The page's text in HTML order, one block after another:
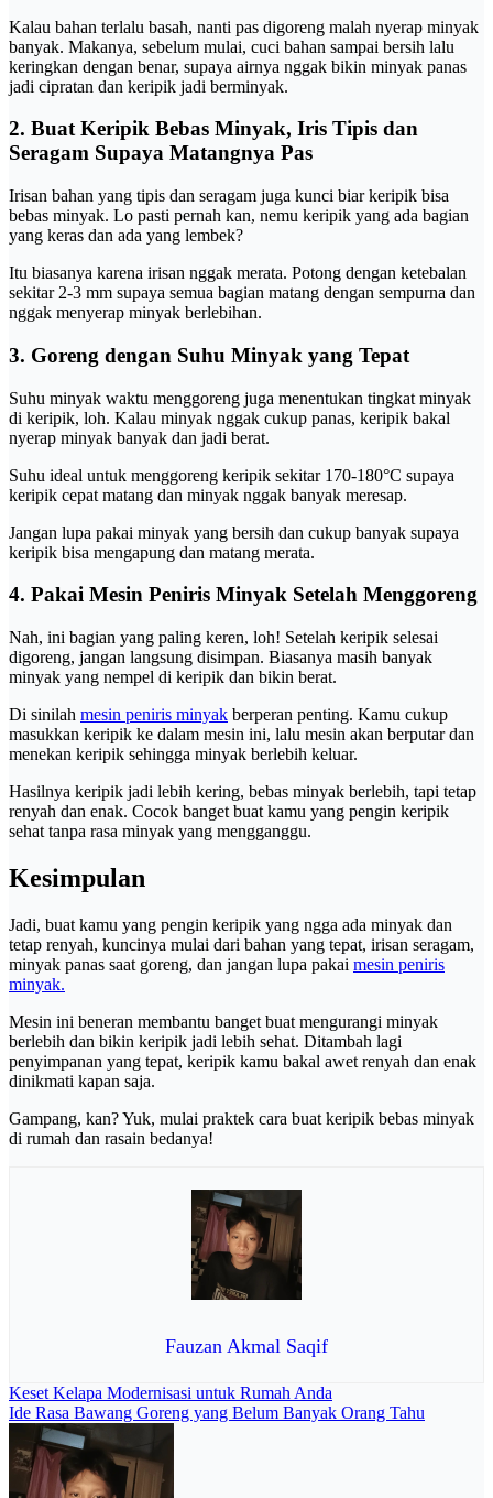
Kalau bahan terlalu basah, nanti pas digoreng malah nyerap minyak
banyak. Makanya, sebelum mulai, cuci bahan sampai bersih lalu
keringkan dengan benar, supaya airnya nggak bikin minyak panas
jadi cipratan dan keripik jadi berminyak.
2. Buat Keripik Bebas Minyak, Iris Tipis dan
Seragam Supaya Matangnya Pas
Irisan bahan yang tipis dan seragam juga kunci biar keripik bisa
bebas minyak. Lo pasti pernah kan, nemu keripik yang ada bagian
yang keras dan ada yang lembek?
Itu biasanya karena irisan nggak merata. Potong dengan ketebalan
sekitar 2-3 mm supaya semua bagian matang dengan sempurna dan
nggak menyerap minyak berlebihan.
3. Goreng dengan Suhu Minyak yang Tepat
Suhu minyak waktu menggoreng juga menentukan tingkat minyak
di keripik, loh. Kalau minyak nggak cukup panas, keripik bakal
nyerap minyak banyak dan jadi berat.
Suhu ideal untuk menggoreng keripik sekitar 170-180°C supaya
keripik cepat matang dan minyak nggak banyak meresap.
Jangan lupa pakai minyak yang bersih dan cukup banyak supaya
keripik bisa mengapung dan matang merata.
4. Pakai Mesin Peniris Minyak Setelah Menggoreng
Nah, ini bagian yang paling keren, loh! Setelah keripik selesai
digoreng, jangan langsung disimpan. Biasanya masih banyak
minyak yang nempel di keripik dan bikin berat.
Di sinilah mesin peniris minyak berperan penting. Kamu cukup
masukkan keripik ke dalam mesin ini, lalu mesin akan berputar dan
menekan keripik sehingga minyak berlebih keluar.
Hasilnya keripik jadi lebih kering, bebas minyak berlebih, tapi tetap
renyah dan enak. Cocok banget buat kamu yang pengin keripik
sehat tanpa rasa minyak yang mengganggu.
Kesimpulan
Jadi, buat kamu yang pengin keripik yang ngga ada minyak dan
tetap renyah, kuncinya mulai dari bahan yang tepat, irisan seragam,
minyak panas saat goreng, dan jangan lupa pakai mesin peniris
minyak.
Mesin ini beneran membantu banget buat mengurangi minyak
berlebih dan bikin keripik jadi lebih sehat. Ditambah lagi
penyimpanan yang tepat, keripik kamu bakal awet renyah dan enak
dinikmati kapan saja.
Gampang, kan? Yuk, mulai praktek cara buat keripik bebas minyak
di rumah dan rasain bedanya!
Fauzan Akmal Saqif
Navigasi
pos
Keset Kelapa Modernisasi untuk Rumah Anda
Ide Rasa Bawang Goreng yang Belum Banyak Orang Tahu